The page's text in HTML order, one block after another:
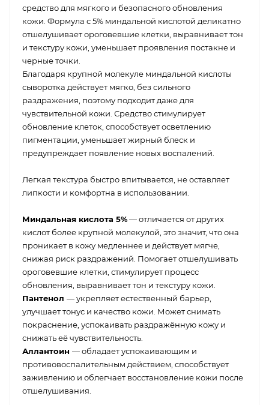
средство для мягкого и безопасного обновления
кожи. Формула с 5% миндальной кислотой деликатно
отшелушивает ороговевшие клетки, выравнивает тон
и текстуру кожи, уменьшает проявления постакне и
черные точки.
Благодаря крупной молекуле миндальной кислоты
сыворотка действует мягко, без сильного
раздражения, поэтому подходит даже для
чувствительной кожи. Средство стимулирует
обновление клеток, способствует осветлению
пигментации, уменьшает жирный блеск и
предупреждает появление новых воспалений.
Легкая текстура быстро впитывается, не оставляет
липкости и комфортна в использовании.
Миндальная кислота 5%— отличается от других
кислот более крупной молекулой, это значит, что она
проникает в кожу медленнее и действует мягче,
снижая риск раздражений. Помогает отшелушивать
ороговевшие клетки, стимулирует процесс
обновления, выравнивает тон и текстуру кожи.
Пантенол — укрепляет естественный барьер,
улучшает тонус и качество кожи. Может снимать
покраснение, успокаивать раздражённую кожу и
снижать её чувствительность.
Аллантоин — обладает успокаивающим и
противовоспалительным действием, способствует
заживлению и облегчает восстановление кожи после
отшелушивания.